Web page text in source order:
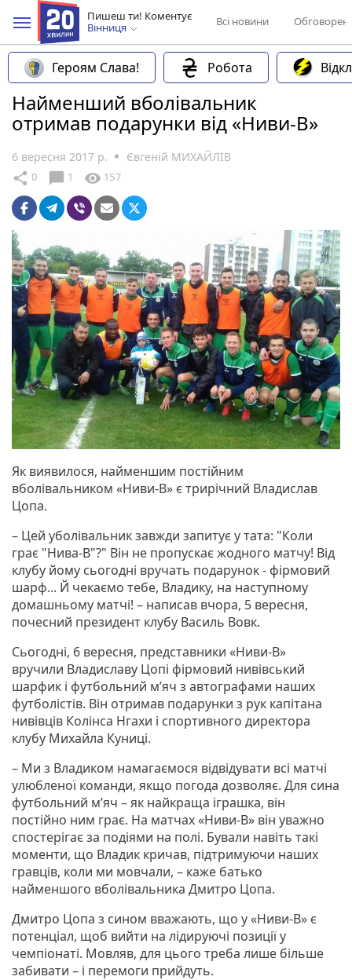
Пишеш ти! Коментує
Вінниця
Всі новини
Героям Слава! Робота
Найменший вболівальник
отримав подарунки від «Ниви-В»
6 вересня 2017 р. Євгеній МИХАЙЛІВ
share 0 chat_bubble 1 visibility 157
Як виявилося, найменшим постійним
вболівальником «Ниви-В» є трирічний Владислав
Цопа.
– Цей уболівальник завжди запитує у тата: "Коли
грає "Нива-В"?" Він не пропускає жодного матчу! Від
клубу йому сьогодні вручать подарунок - фірмовий
шарф... Й чекаємо тебе, Владику, на наступному
домашньому матчі! – написав вчора, 5 вересня,
почесний президент клубу Василь Вовк.
Сьогодні, 6 вересня, представники «Ниви-В»
вручили Владиславу Цопі фірмовий нивівський
шарфик і футбольний м’яч з автографами наших
футболістів. Він отримав подарунки з рук капітана
нивівців Колінса Нгахи і спортивного директора
клубу Михайла Куниці.
– Ми з Владиком намагаємося відвідувати всі матчі
улюбленої команди, якщо погода дозволяє. Для сина
футбольний м’яч – як найкраща іграшка, він
постійно ним грає. На матчах «Ниви-В» він уважно
спостерігає за подіями на полі. Бували навіть такі
моменти, що Владик кричав, підтримуючи наших
гравців, коли ми мовчали, – каже батько
найменшого вболівальника Дмитро Цопа.
Дмитро Цопа з сином вважають, що у «Ниви-В» є
потенціал, щоб вийти на лідируючі позиції у
чемпіонаті. Мовляв, для цього треба лише більше
забивати – і перемоги прийдуть.